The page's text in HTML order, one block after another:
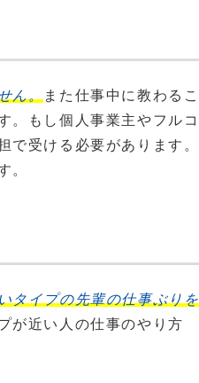
ん。
また仕事中に教わるこ
。もし個人事業主やフルコ
で受ける必要があります。
。
タイプの先輩の仕事ぶりを
が近い人の仕事のやり方